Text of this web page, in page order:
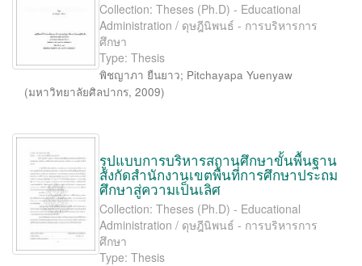
Collection: Theses (Ph.D) - Educational
Administration / ดุษฎีนิพนธ์ - การบริหารการ
ศึกษา
Type: Thesis
พิชญาภา ยืนยาว; Pitchayapa Yuenyaw
(มหาวิทยาลัยศิลปากร, 2009)
รูปแบบการบริหารสถานศึกษาขั้นพื้นฐาน
สังกัดสำนักงานเขตพื้นที่การศึกษาประถม
ศึกษาสู่ความเป็นเลิศ
Collection: Theses (Ph.D) - Educational
Administration / ดุษฎีนิพนธ์ - การบริหารการ
ศึกษา
Type: Thesis